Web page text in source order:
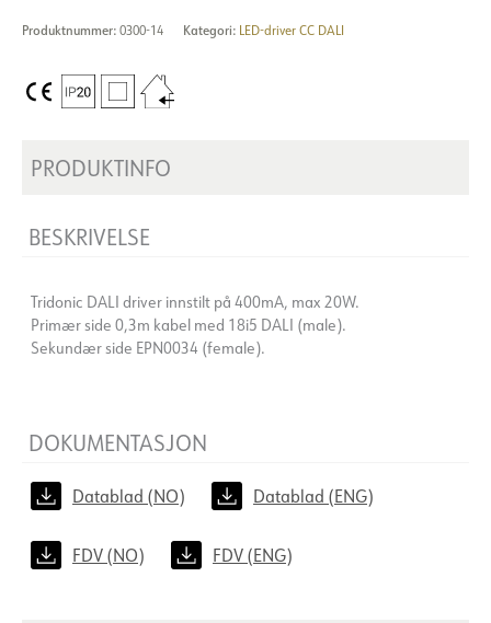
Produktnummer: 0300-14 Kategori: LED-driver CC DALI
PRODUKTINFO
BESKRIVELSE
Tridonic DALI driver innstilt på 400mA, max 20W.
Primær side 0,3m kabel med 18i5 DALI (male).
Sekundær side EPN0034 (female).
DOKUMENTASJON
Datablad (NO) Datablad (ENG)
FDV (NO) FDV (ENG)